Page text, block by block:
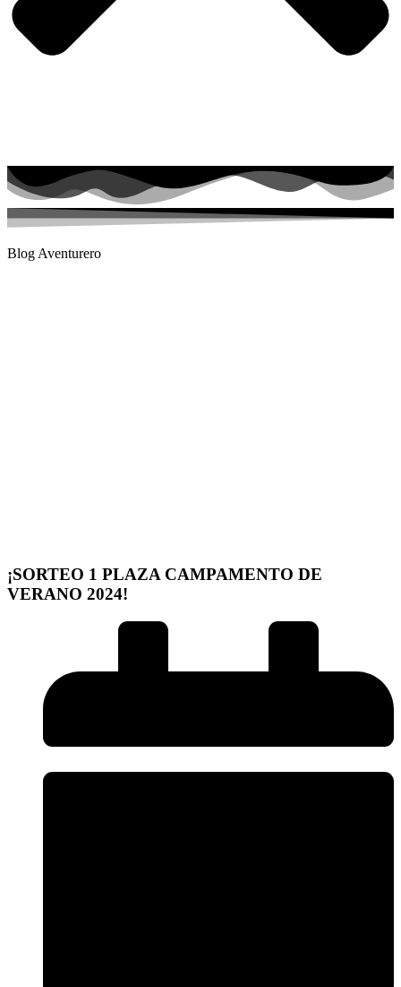
Blog Aventurero
¡SORTEO 1 PLAZA CAMPAMENTO DE
VERANO 2024!